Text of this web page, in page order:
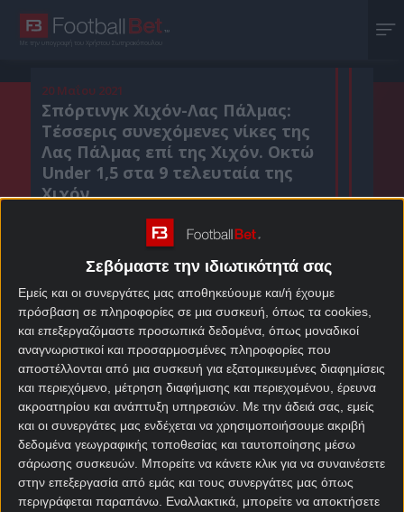
Σεβόμαστε την ιδιωτικότητά σας
Εμείς και οι συνεργάτες μας αποθηκεύουμε και/ή έχουμε
πρόσβαση σε πληροφορίες σε μια συσκευή, όπως τα cookies,
και επεξεργαζόμαστε προσωπικά δεδομένα, όπως μοναδικοί
αναγνωριστικοί και προσαρμοσμένες πληροφορίες που
αποστέλλονται από μια συσκευή για εξατομικευμένες διαφημίσεις
και περιεχόμενο, μέτρηση διαφήμισης και περιεχομένου, έρευνα
ακροατηρίου και ανάπτυξη υπηρεσιών. Με την άδειά σας, εμείς
και οι συνεργάτες μας ενδέχεται να χρησιμοποιήσουμε ακριβή
δεδομένα γεωγραφικής τοποθεσίας και ταυτοποίησης μέσω
σάρωσης συσκευών. Μπορείτε να κάνετε κλικ για να συναινέσετε
στην επεξεργασία από εμάς και τους συνεργάτες μας όπως
περιγράφεται παραπάνω. Εναλλακτικά, μπορείτε να αποκτήσετε
Με την υπογραφή του Χρήστου Σωτηρακόπουλου
20 Μαΐου 2021
Σπόρτινγκ Χιχόν-Λας Πάλμας:
Τέσσερις συνεχόμενες νίκες της
Λας Πάλμας επί της Χιχόν. Οκτώ
Under 1,5 στα 9 τελευταία της
Χιχόν.
Κοιν. :
Πρόσθεσε το Footballbet.gr στην Google
ΣΤΟΙΧΗΜΑΤΙΚΕΣ ΠΡΟΣΦΟΡΕΣ *